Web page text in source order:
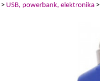
> USB, powerbank, elektronika